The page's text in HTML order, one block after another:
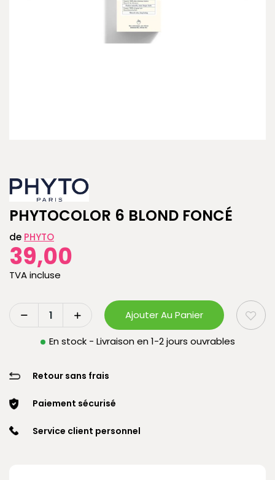
PHYTOCOLOR 6 BLOND FONCÉ
de PHYTO
39,00
TVA incluse
Ajouter Au Panier
En stock - Livraison en 1-2 jours ouvrables
Retour sans frais
Paiement sécurisé
Service client personnel